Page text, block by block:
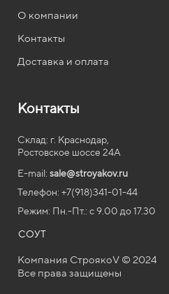
О компании
Контакты
Доставка и оплата
Контакты
Склад: г. Краснодар,
Ростовское шоссе 24А
E-mail: sale@stroyakov.ru
Телефон: +7(918)341-01-44
Режим: Пн.-Пт.: с 9.00 до17.30
СОУТ
Компания СтроякоV © 2024
Все права защищены